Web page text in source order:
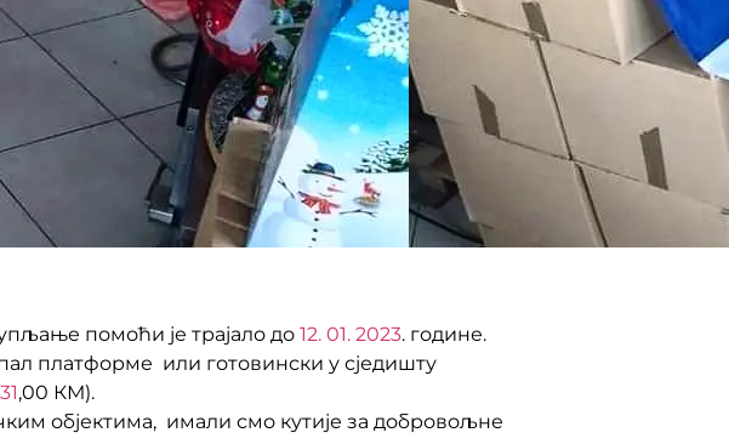
помоћи је трајало до 12. 01. 2023. године.
платформе или готовински у сједишту
,00 КМ).
објектима, имали смо кутије за добровољне